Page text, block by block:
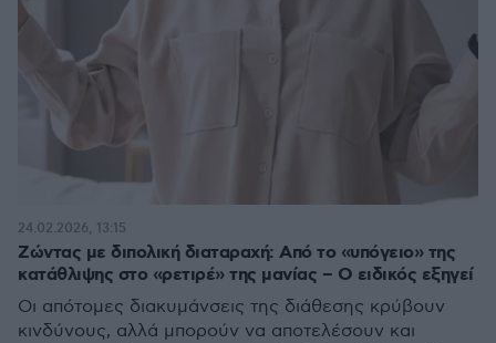
Ζώντας με διπολική διαταραχή: Από το «υπόγειο» της
κατάθλιψης στο «ρετιρέ» της μανίας – Ο ειδικός εξηγεί
Οι απότομες διακυμάνσεις της διάθεσης κρύβουν
κινδύνους, αλλά μπορούν να αποτελέσουν και
24.02.2026, 13:15